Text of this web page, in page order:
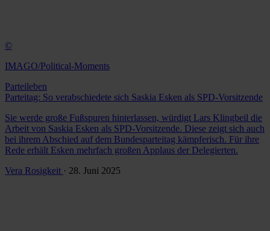
©
IMAGO/Political-Moments
Parteileben
Parteitag: So verabschiedete sich Saskia Esken als SPD-Vorsitzende
Sie werde große Fußspuren hinterlassen, würdigt Lars Klingbeil die
Arbeit von Saskia Esken als SPD-Vorsitzende. Diese zeigt sich auch
bei ihrem Abschied auf dem Bundesparteitag kämpferisch. Für ihre
Rede erhält Esken mehrfach großen Applaus der Delegierten.
Vera Rosigkeit · 28. Juni 2025